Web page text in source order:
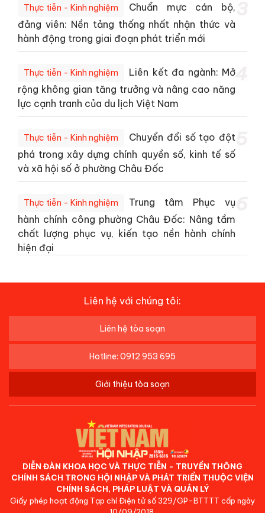
Thực tiễn - Kinh nghiệm
Chuẩn mực cán bộ,
đảng viên: Nền tảng thống nhất nhận thức và
hành động trong giai đoạn phát triển mới
Thực tiễn - Kinh nghiệm
Liên kết đa ngành: Mở
rộng không gian tăng trưởng và nâng cao năng
lực cạnh tranh của du lịch Việt Nam
4
Thực tiễn - Kinh nghiệm
Chuyển đổi số tạo đột
phá trong xây dựng chính quyền số, kinh tế số
và xã hội số ở phường Châu Đốc
Thực tiễn - Kinh nghiệm
Trung tâm Phục vụ
hành chính công phường Châu Đốc: Nâng tầm
chất lượng phục vụ, kiến tạo nền hành chính
hiện đại
Liên hệ với chúng tôi:
Liên hệ tòa soạn
Hotline: 0912 953 695
Giới thiệu tòa soạn
DIỄN ĐÀN KHOA HỌC VÀ THỰC TIỄN - TRUYỀN THÔNG
CHÍNH SÁCH TRONG HỘI NHẬP VÀ PHÁT TRIỂN THUỘC VIỆN
CHÍNH SÁCH, PHÁP LUẬT VÀ QUẢN LÝ
Giấy phép hoạt động Tạp chí Điện tử số 329/GP-BTTTT cấp ngày